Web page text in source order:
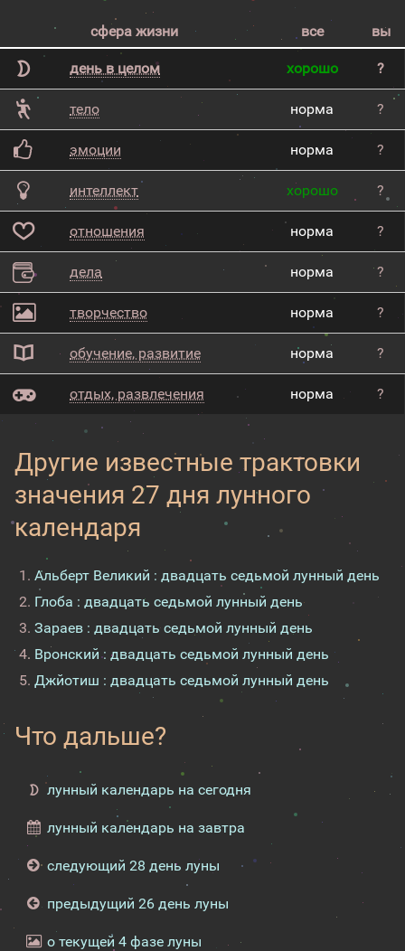
сфера жизни все вы
день в целом хорошо ?
тело норма ?
эмоции норма ?
интеллект хорошо ?
отношения норма ?
дела норма ?
творчество норма ?
обучение, развитие норма ?
отдых, развлечения норма ?
Другие известные трактовки
значения 27 дня лунного
календаря
Альберт Великий : двадцать седьмой лунный день
Глоба : двадцать седьмой лунный день
Зараев : двадцать седьмой лунный день
Вронский : двадцать седьмой лунный день
Джйотиш : двадцать седьмой лунный день
Что дальше?
лунный календарь на сегодня
лунный календарь на завтра
следующий 28 день луны
предыдущий 26 день луны
о текущей 4 фазе луны